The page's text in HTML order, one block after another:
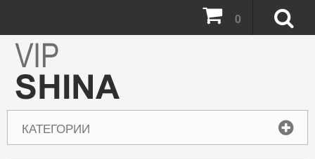
КАТЕГОРИИ
0